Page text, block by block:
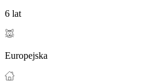
6 lat
Europejska